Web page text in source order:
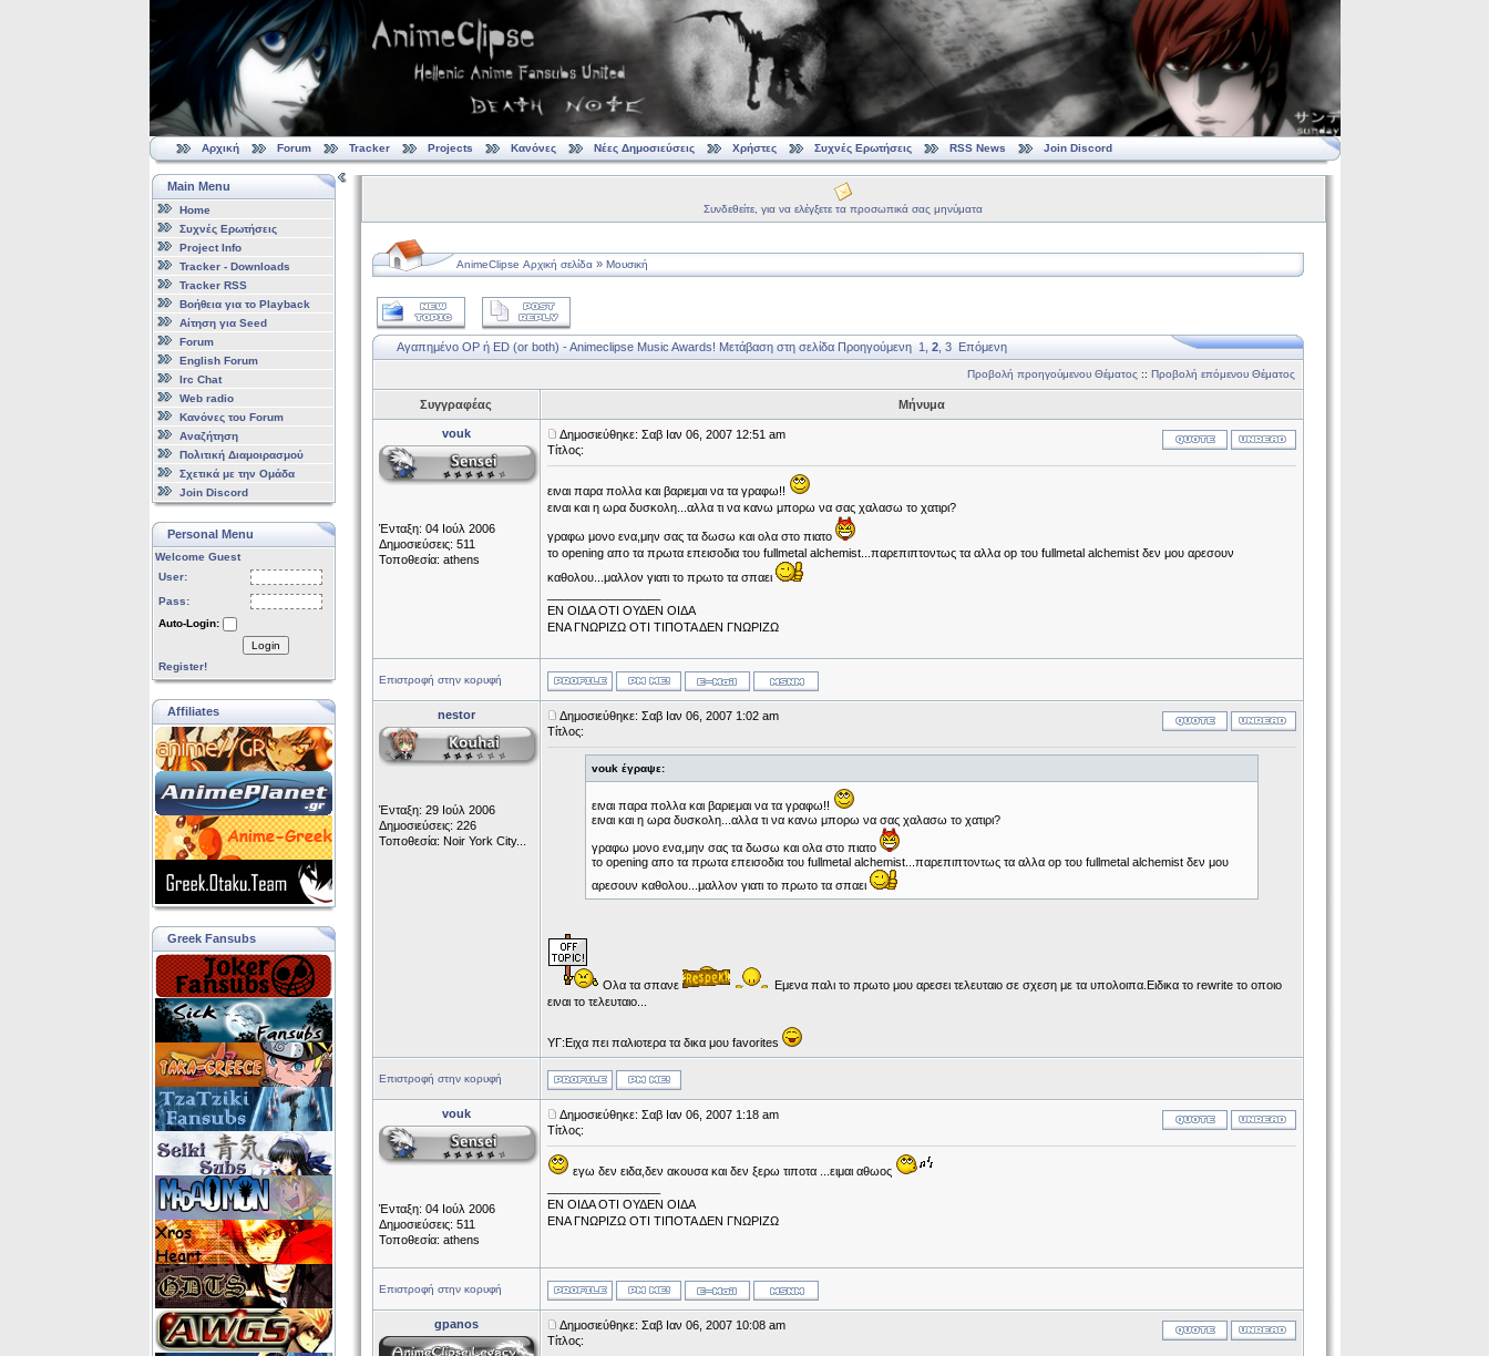
Αρχική Forum Tracker Projects Κανόνες Νέες Δημοσιεύσεις Χρήστες Συχνές Ερωτήσεις RSS News Join Discord
Main Menu
Home
Συχνές Ερωτήσεις
Project Info
Tracker - Downloads
Tracker RSS
Βοήθεια για το Playback
Αίτηση για Seed
Forum
English Forum
Irc Chat
Web radio
Κανόνες του Forum
Αναζήτηση
Πολιτική Διαμοιρασμού
Σχετικά με την Ομάδα
Join Discord
Personal Menu
Welcome Guest
User:
Pass:
Auto-Login:
Login
Register!
Affiliates
Greek Fansubs
Συνδεθείτε, για να ελέγξετε τα προσωπικά σας μηνύματα
AnimeClipse Αρχική σελίδα» Μουσική
Αγαπημένο OP ή ED (or both) - Animeclipse Music Awards! Μετάβαση στη σελίδα Προηγούμενη 1 2, 3 Επόμενη
Προβολή προηγούμενου Θέματος :: Προβολή επόμενου Θέματος
Συγγραφέας Μήνυμα
vouk
Ένταξη: 04 Ιούλ 2006
Δημοσιεύσεις: 511
Τοποθεσία: athens
Δημοσιεύθηκε: Σαβ Ιαν 06, 2007 12:51 am
Τίτλος:
ειναι παρα πολλα και βαριεμαι να τα γραφω!!
ειναι και η ωρα δυσκολη...αλλα τι να κανω μπορω να σας χαλασω το χατιρι?
γραφω μονο ενα,μην σας τα δωσω και ολα στο πιατο
το opening απο τα πρωτα επεισοδια του fullmetal alchemist...παρεπιπτοντως τα αλλα οp του fullmetal alchemist δεν μου αρεσουν
καθολου...μαλλον γιατι το πρωτο τα σπαει
ΕΝ ΟΙΔΑ ΟΤΙ ΟΥΔΕΝ ΟΙΔΑ
ΕΝΑ ΓΝΩΡΙΖΩ ΟΤΙ ΤΙΠΟΤΑ ΔΕΝ ΓΝΩΡΙΖΩ
Επιστροφή στην κορυφή
nestor
Ένταξη: 29 Ιούλ 2006
Δημοσιεύσεις: 226
Τοποθεσία: Noir York City...
Δημοσιεύθηκε: Σαβ Ιαν 06, 2007 1:02 am
Τίτλος:
vouk έγραψε:
ειναι παρα πολλα και βαριεμαι να τα γραφω!!
ειναι και η ωρα δυσκολη...αλλα τι να κανω μπορω να σας χαλασω το χατιρι?
γραφω μονο ενα,μην σας τα δωσω και ολα στο πιατο
το opening απο τα πρωτα επεισοδια του fullmetal alchemist...παρεπιπτοντως τα αλλα οp του fullmetal alchemist δεν μου
αρεσουν καθολου...μαλλον γιατι το πρωτο τα σπαει
Ολα τα σπανε
Εμενα παλι το πρωτο μου αρεσει τελευταιο σε σχεση με τα υπολοιπα.Ειδικα το rewrite το οποιο
ειναι το τελευταιο...
ΥΓ:Ειχα πει παλιοτερα τα δικα μου favorites
Επιστροφή στην κορυφή
vouk
Ένταξη: 04 Ιούλ 2006
Δημοσιεύσεις: 511
Τοποθεσία: athens
Δημοσιεύθηκε: Σαβ Ιαν 06, 2007 1:18 am
Τίτλος:
εγω δεν ειδα,δεν ακουσα και δεν ξερω τιποτα ...ειμαι αθωος
ΕΝ ΟΙΔΑ ΟΤΙ ΟΥΔΕΝ ΟΙΔΑ
ΕΝΑ ΓΝΩΡΙΖΩ ΟΤΙ ΤΙΠΟΤΑ ΔΕΝ ΓΝΩΡΙΖΩ
Επιστροφή στην κορυφή
gpanos
Δημοσιεύθηκε: Σαβ Ιαν 06, 2007 10:08 am
Τίτλος: